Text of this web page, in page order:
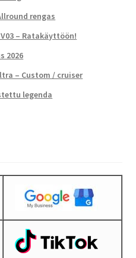
rengas
– Ratakäyttöön!
2026
– Custom / cruiser
legenda